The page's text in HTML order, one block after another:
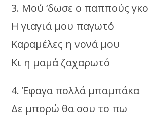
3. Μού ‘δωσε ο παππούς
Η γιαγιά μου παγωτό
Καραμέλες η νονά μου
Κι η μαμά ζαχαρωτό
4. Έφαγα πολλά μπαμπάκα
Δε μπορώ θα σου το πω